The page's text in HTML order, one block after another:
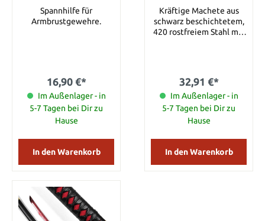
Spannhilfe für
Armbrustgewehre.
16,90 €*
Im Außenlager - in
5-7 Tagen bei Dir zu
Hause
In den Warenkorb
Kräftige Machete aus
schwarz beschichtetem,
420 rostfreiem Stahl mit
besonders rutschfest in
der Hand. Zusätzlichen
Halt bietet der
Handschutz. Am
Fangriemen angebracht.
Mit Nylonscheide.
Gesamtlänge 600 mm
32,91 €*
Im Außenlager - in
5-7 Tagen bei Dir zu
Hause
In den Warenkorb